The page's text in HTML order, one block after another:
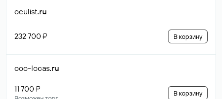
oculist.ru
232 700 ₽ В корзину
ooo-locas.ru
11 700 ₽ В корзину